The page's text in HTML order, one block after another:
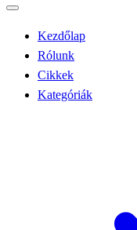
Kezdőlap
Rólunk
Cikkek
Kategóriák